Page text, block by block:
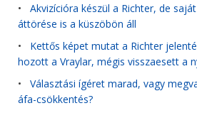
• Akvizícióra készül a Richter, de
áttörése is a küszöbön áll
• Kettős képet mutat a Richter
hozott a Vraylar, mégis visszaesett a
• Választási ígéret marad, vagy
áfa-csökkentés?